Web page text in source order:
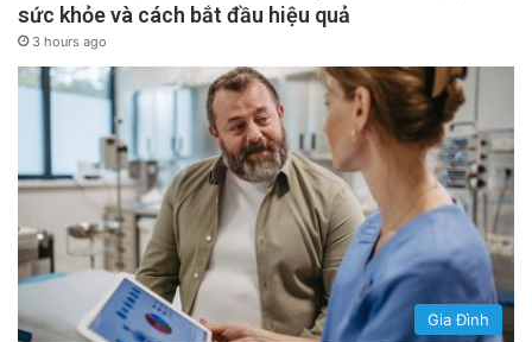
sức khỏe và cách bắt đầu hiệu quả
3 hours ago
Gia Đình